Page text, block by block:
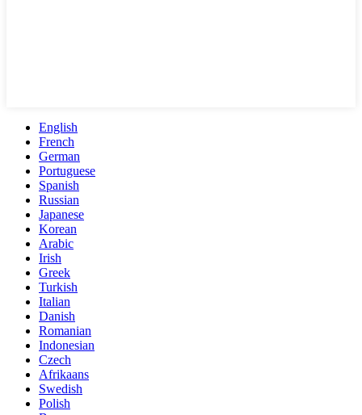
English
French
German
Portuguese
Spanish
Russian
Japanese
Korean
Arabic
Irish
Greek
Turkish
Italian
Danish
Romanian
Indonesian
Czech
Afrikaans
Swedish
Polish